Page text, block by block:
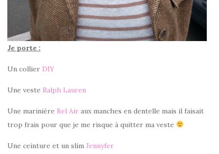
Je porte :
Un collier DIY
Une veste Ralph Lauren
Une marinière Bel Air aux manches en dentelle mais il faisait
trop frais pour que je me risque à quitter ma veste
Une ceinture et un slim Jennyfer